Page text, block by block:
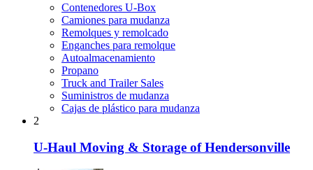
Contenedores U-Box
Camiones para mudanza
Remolques y remolcado
Enganches para remolque
Autoalmacenamiento
Propano
Truck and Trailer Sales
Suministros de mudanza
Cajas de plástico para mudanza
2
U-Haul Moving & Storage of Hendersonville